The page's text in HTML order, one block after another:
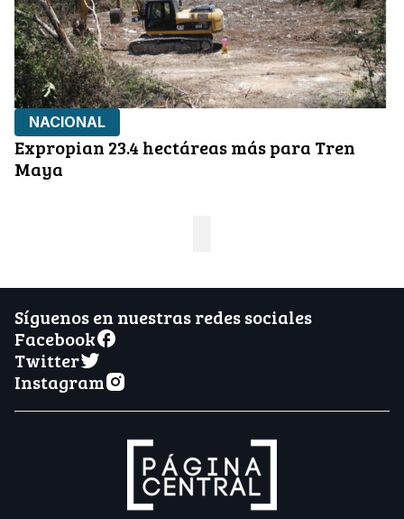
NACIONAL
Expropian 23.4 hectáreas más para Tren
Maya
Síguenos en nuestras redes sociales
Facebook
Twitter
Instagram